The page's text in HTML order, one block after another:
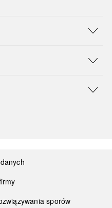
sporów